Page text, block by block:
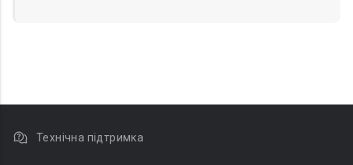
Технічна підтримка